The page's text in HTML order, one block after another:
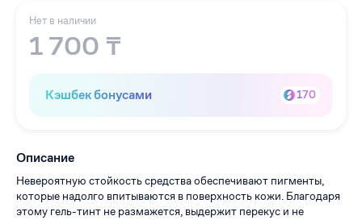
Нет в наличии
1 700 ₸
Кэшбек бонусами 170
Описание
Невероятную стойкость средства обеспечивают пигменты,
которые надолго впитываются в поверхность кожи. Благодаря
этому гель-тинт не размажется, выдержит перекус и не